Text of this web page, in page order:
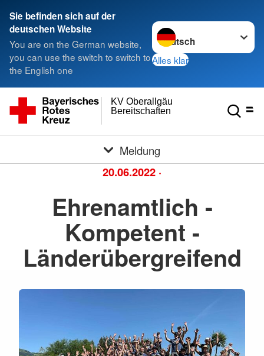
Sie befinden sich auf der
deutschen Website
You are on the German website,
you can use the switch to switch to
the English one
Sprache wechseln zu
Alles klar
Bereitschaften
KV Oberallgäu
Meldung
20.06.2022 ·
Ehrenamtlich -
Kompetent -
Länderübergreifend